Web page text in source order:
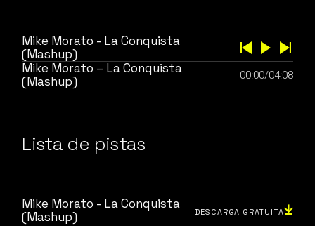
Mike Morato - La Conquista
(Mashup)
Mike Morato – La Conquista
(Mashup)
00:00/04:08
Lista de pistas
Mike Morato - La Conquista
(Mashup)
DESCARGA GRATUITA